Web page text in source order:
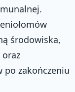
środowiska,
po zakończeniu